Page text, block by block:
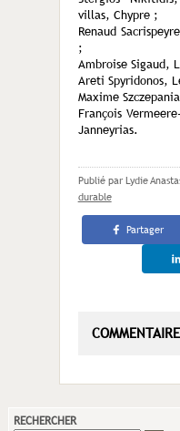
villas, Chypre ;
Renaud
;
Ambroise Sigaud,
Areti Spyridonos,
Maxime
François
Janneyrias.
Publié par Lydie
durable
Partager
RECHERCHER